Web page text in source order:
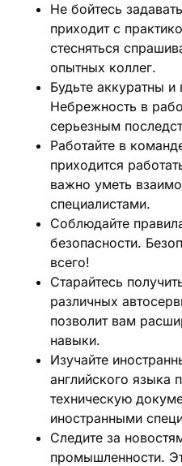
Не бойтесь
приходит с
стесняться
опытных коллег.
Будьте аккуратны
Небрежность в
серьезным
Работайте в
приходится
важно уметь
специалистами.
Соблюдайте
безопасности.
всего!
Старайтесь
различных
позволит вам
навыки.
Изучайте
английского языка
техническую
иностранными
Следите за
промышленности.